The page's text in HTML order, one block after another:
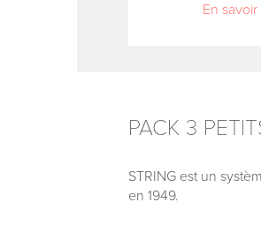
En savoir
PACK 3
STRING est un
en 1949.